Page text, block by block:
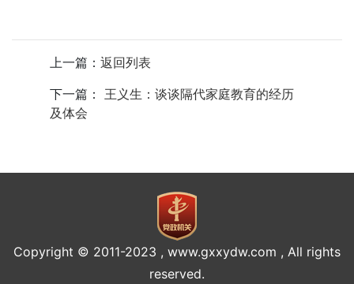
上一篇： 返回列表
下一篇： 王义生：谈谈隔代家庭教育的经历
及体会
Copyright © 2011-2023 , www.gxxydw.com , All rights
reserved.